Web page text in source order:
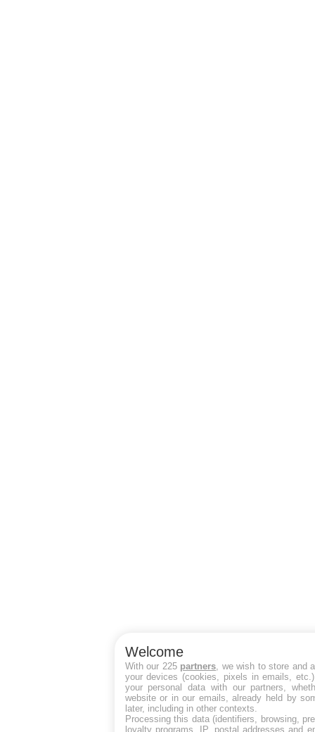
Welcome
With our 225 partners , we wish to store and
your devices (cookies, pixels in emails,
your personal data with our partners,
website or in our emails, already held by
later, including in other contexts.
Processing this data (identifiers, browsing,
loyalty programs, IP, postal addresses and